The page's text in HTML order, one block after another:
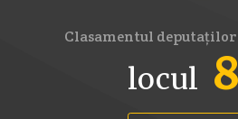
Clasamentul
locul